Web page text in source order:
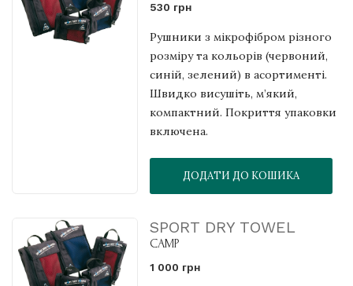
530 грн
Рушники з мікрофібром різного
розміру та кольорів (червоний,
синій, зелений) в асортименті.
Швидко висушіть, м’який,
компактний. Покриття упаковки
включена.
ДОДАТИ ДО КОШИКА
SPORT DRY TOWEL
CAMP
1 000 грн